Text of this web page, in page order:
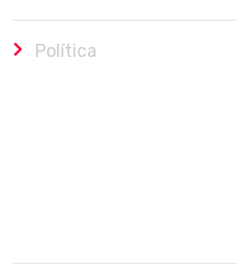
Política